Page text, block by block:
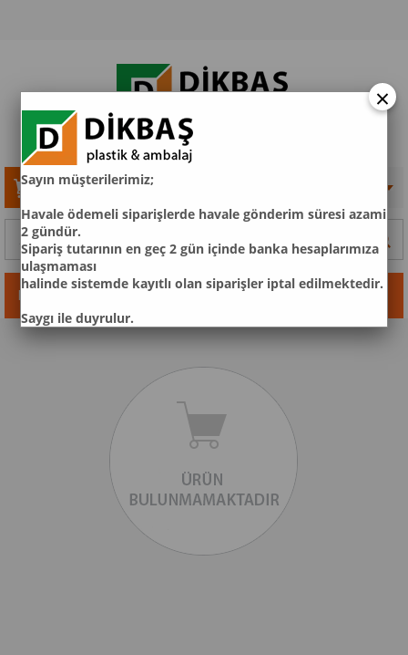
×
Sayın müşterilerimiz;
Havale ödemeli siparişlerde havale gönderim süresi azami
2 gündür.
Sipariş tutarının en geç 2 gün içinde banka hesaplarımıza
ulaşmaması
halinde sistemde kayıtlı olan siparişler iptal edilmektedir.
Saygı ile duyrulur.